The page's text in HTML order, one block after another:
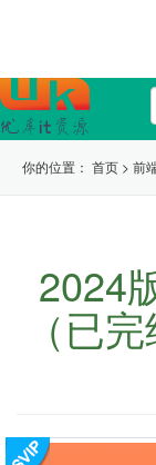
你的位置： 首页 > 前
2024
（已